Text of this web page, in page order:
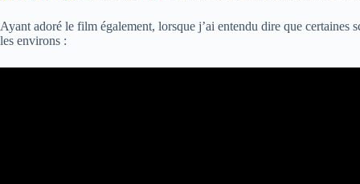
Ayant adoré le film également, lorsque j’ai entendu dire que certaines
les environs :